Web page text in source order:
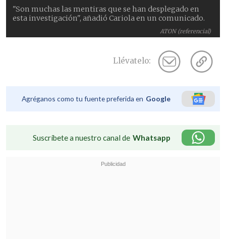
ATON (referencial)
"Son muchas las mentiras que se han desplegado en
esta investigación", añadió Cariola en un comunicado.
Llévatelo:
Agréganos como tu fuente preferida en Google
Suscríbete a nuestro canal de Whatsapp